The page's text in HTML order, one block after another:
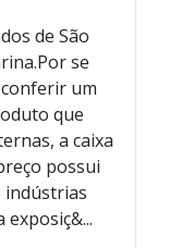
de São
se
um
que
a caixa
possui
indústrias